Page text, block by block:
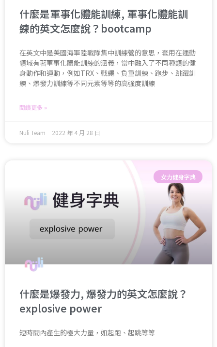
什麼是軍事化體能訓練, 軍事化體能訓
練的英文怎麼說？bootcamp
在英文中是美國海軍陸戰隊集中訓練營的意思，套用在運動
領域有著軍事化體能訓練的涵義，當中融入了不同種類的健
身動作和運動，例如TRX、戰繩、負重訓練、跑步、跳躍訓
練、爆發力訓練等不同元素等等的高強度訓練
閱讀更多 »
Nuli Team 2022 年 4 月 28 日
女力健身字典
什麼是爆發力, 爆發力的英文怎麼說？
explosive power
短時間內產生的極大力量，如起跑、起跳等等